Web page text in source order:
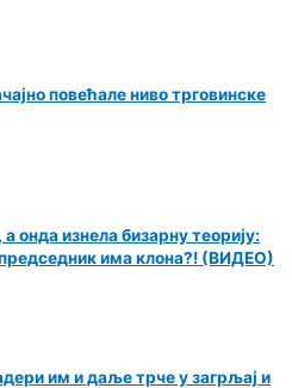
повећале ниво трговинске
онда изнела бизарну теорију:
има клона?! (ВИДЕО)
им и даље трче у загрљај и